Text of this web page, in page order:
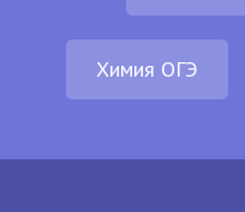
Химия ОГЭ